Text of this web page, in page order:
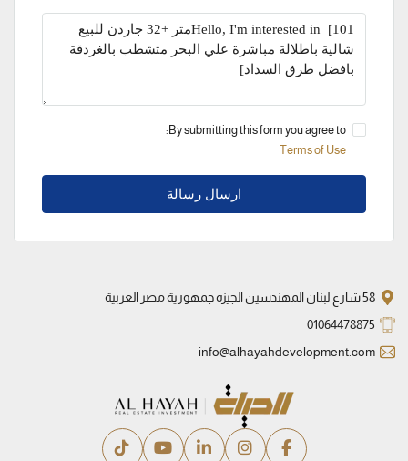
By submitting this form you agree to:
Terms of Use
ارسال رسالة
58 شارع لبنان المهندسين الجيزه جمهورية مصر العربية
01064478875
info@alhayahdevelopment.com